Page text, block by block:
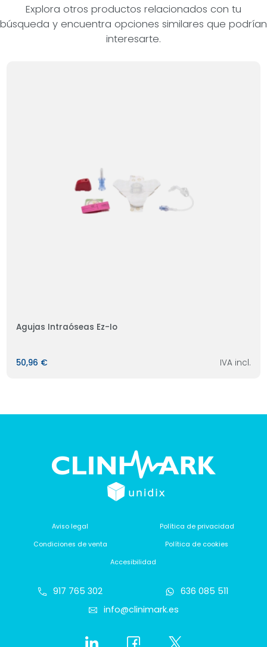
Explora otros productos relacionados con tu
búsqueda y encuentra opciones similares que podrían
interesarte.
Agujas Intraóseas Ez-Io
50,96 € IVA incl.
Aviso legal
Política de privacidad
Condiciones de venta
Política de cookies
Accesibilidad
917 765 302
636 085 511
info@clinimark.es